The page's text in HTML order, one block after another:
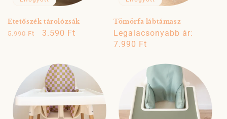
Etetőszék tárolózsák
Normál
5.990 Ft
Akciós
3.590 Ft
Tömörfa lábtámasz
Normál
ár
Legalacsonyabb ár:
7.990 Ft